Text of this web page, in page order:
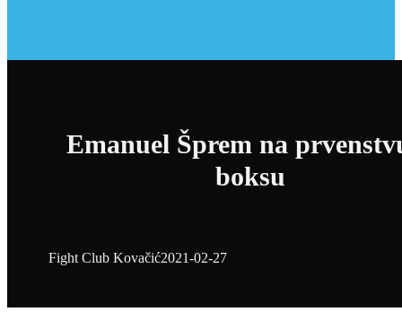
Emanuel Šprem na
boksu
Fight Club Kovačić2021-02-27